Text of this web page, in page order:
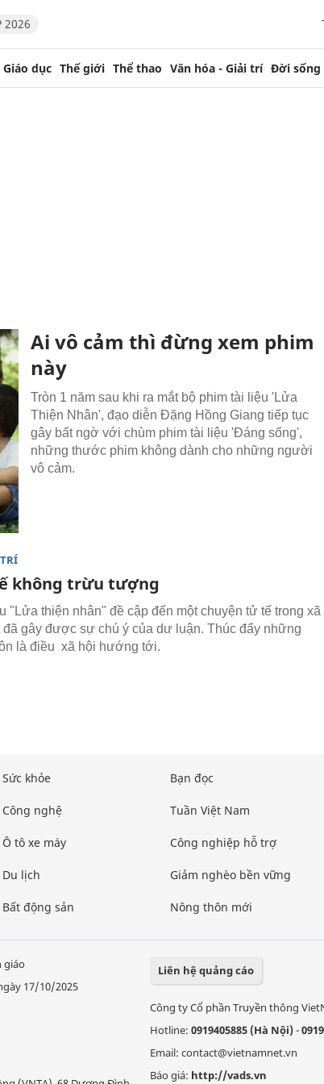
2026
Giáo dục Thế giới Thể thao Văn hóa - Giải trí Đời sống
Ai vô cảm thì đừng xem phim
này
Tròn 1 năm sau khi ra mắt bộ phim tài liệu 'Lửa
Thiện Nhân', đạo diễn Đặng Hồng Giang tiếp tục
gây bất ngờ với chùm phim tài liệu 'Đáng sống',
những thước phim không dành cho những người
vô cảm.
không trừu tượng
"Lửa thiện nhân" đề cập đến một chuyện tử tế trong xã
đã gây được sự chú ý của dư luận. Thúc đẩy những
là điều xã hội hướng tới.
Sức khỏe
Công nghệ
Ô tô xe máy
Du lịch
Bất động sản
Bạn đọc
Tuần Việt Nam
Công nghiệp hỗ trợ
Giảm nghèo bền vững
Nông thôn mới
giáo
17/10/2025
Liên hệ quảng cáo
Công ty Cổ phần Truyền thông
Hotline: 0919405885 (Hà Nội)-
Email: contact@vietnamnet.vn
Báo giá: http://vads.vn